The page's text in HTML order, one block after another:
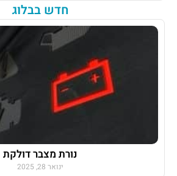
חדש בבלוג
נורת מצבר דולקת
ינואר 28, 2025